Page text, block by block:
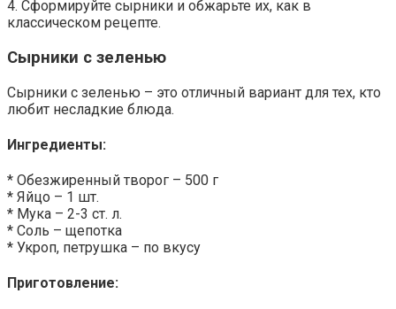
4. Сформируйте сырники и обжарьте их, как в
классическом рецепте.
Сырники с зеленью
Сырники с зеленью – это отличный вариант для тех, кто
любит несладкие блюда.
Ингредиенты:
* Обезжиренный творог – 500 г
* Яйцо – 1 шт.
* Мука – 2-3 ст. л.
* Соль – щепотка
* Укроп, петрушка – по вкусу
Приготовление: